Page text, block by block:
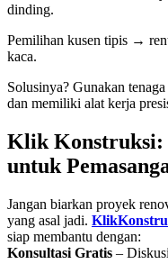
dinding.
Pemilihan kusen tipis →
kaca.
Solusinya? Gunakan
dan memiliki alat kerja
Klik Konstruksi:
untuk
Jangan biarkan proyek
yang asal jadi.
siap membantu dengan:
Konsultasi Gratis –